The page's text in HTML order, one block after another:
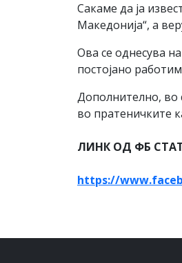
Сакаме да ја
Македонија“, а
Ова се однесува
постојано
Дополнително, во
во пратеничките
ЛИНК ОД ФБ
https://